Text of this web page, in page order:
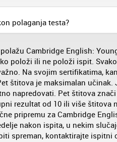
polaganja testa?
Cambridge English:
položi ili ne položi ispit.
Na svojim sertifikatima,
štitova je maksimalan
napredovati. Pet štitova
rezultat od 10 ili više štitova
pripremu za Cambridge
nakon ispita, u nekim
spreman, kontaktirajte ispitni